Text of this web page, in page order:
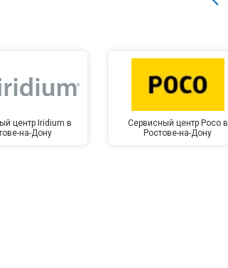
центр Iridium в
на-Дону
Сервисный центр Poco в
Ростове-на-Дону